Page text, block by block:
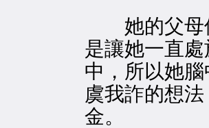
她的父母
是讓她一直
中，所以她
虞我詐的想
金。